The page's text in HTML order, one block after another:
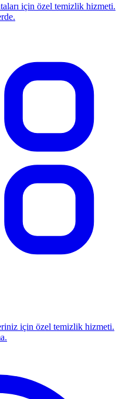
için özel temizlik hizmeti.
için özel temizlik hizmeti.